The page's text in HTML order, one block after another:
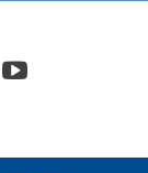
youtube